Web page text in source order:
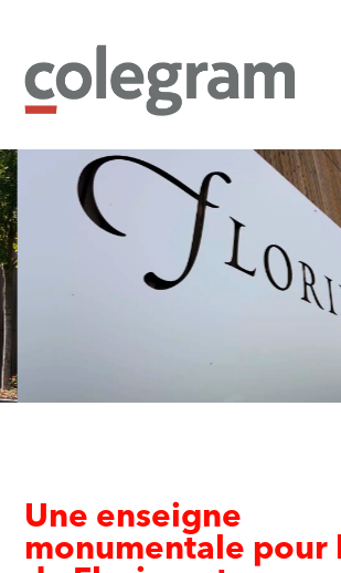
Une enseigne
monumentale pour